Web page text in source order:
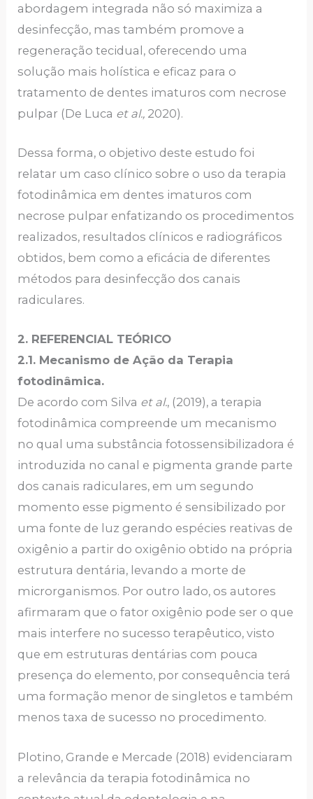
abordagem integrada não só maximiza a
desinfecção, mas também promove a
regeneração tecidual, oferecendo uma
solução mais holística e eficaz para o
tratamento de dentes imaturos com necrose
pulpar (De Luca et al., 2020).
Dessa forma, o objetivo deste estudo foi
relatar um caso clínico sobre o uso da terapia
fotodinâmica em dentes imaturos com
necrose pulpar enfatizando os procedimentos
realizados, resultados clínicos e radiográficos
obtidos, bem como a eficácia de diferentes
métodos para desinfecção dos canais
radiculares.
2. REFERENCIAL TEÓRICO
2.1. Mecanismo de Ação da Terapia
fotodinâmica.
De acordo com Silva et al., (2019), a terapia
fotodinâmica compreende um mecanismo
no qual uma substância fotossensibilizadora é
introduzida no canal e pigmenta grande parte
dos canais radiculares, em um segundo
momento esse pigmento é sensibilizado por
uma fonte de luz gerando espécies reativas de
oxigênio a partir do oxigênio obtido na própria
estrutura dentária, levando a morte de
microrganismos. Por outro lado, os autores
afirmaram que o fator oxigênio pode ser o que
mais interfere no sucesso terapêutico, visto
que em estruturas dentárias com pouca
presença do elemento, por consequência terá
uma formação menor de singletos e também
menos taxa de sucesso no procedimento.
Plotino, Grande e Mercade (2018) evidenciaram
a relevância da terapia fotodinâmica no